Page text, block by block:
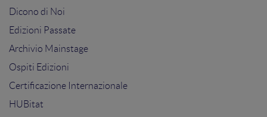
Dicono di Noi
Edizioni Passate
Archivio Mainstage
Ospiti Edizioni
Certificazione Internazionale
HUBitat